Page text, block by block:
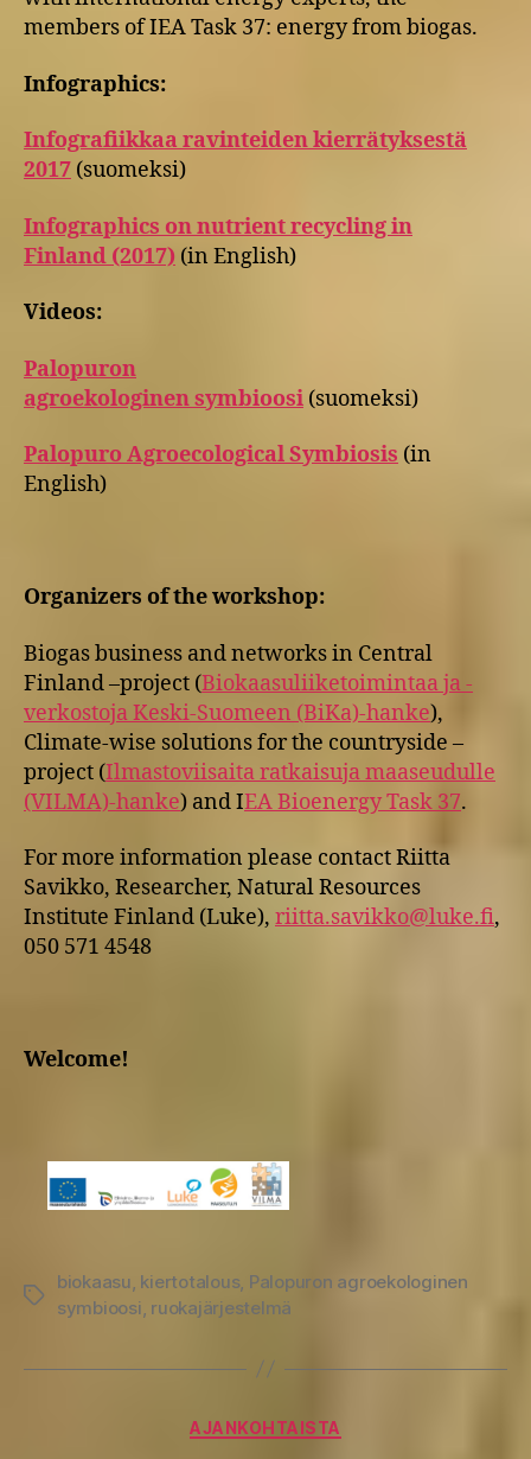
members of IEA Task 37: energy from biogas.
Infographics:
Infografiikkaa ravinteiden kierrätyksestä
2017 (suomeksi)
Infographics on nutrient recycling in
Finland (2017) (in English)
Videos:
Palopuron
agroekologinen symbioosi (suomeksi)
Palopuro Agroecological Symbiosis (in
English)
Organizers of the workshop:
Biogas business and networks in Central
Finland –project (Biokaasuliiketoimintaa ja -
verkostoja Keski-Suomeen (BiKa)-hanke),
Climate-wise solutions for the countryside –
project (Ilmastoviisaita ratkaisuja maaseudulle
(VILMA)-hanke) and IEA Bioenergy Task 37.
For more information please contact Riitta
Savikko, Researcher, Natural Resources
Institute Finland (Luke), riitta.savikko@luke.fi,
050 571 4548
Welcome!
Avainsanat
biokaasu kiertotalous, Palopuron agroekologinen
symbioosi ruokajärjestelmä
Kategoriat
AJANKOHTAISTA